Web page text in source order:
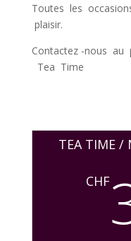
Toutes les
plaisir.
Contactez -nous
Tea Time
TEA TIME /
CHF